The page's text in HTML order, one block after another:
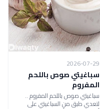
2026-07-29
سباغيتي صوص باللحم
المفروم
سباغيتي صوص باللحم المفروم ..
لتعدي طبق من السباغيتي على